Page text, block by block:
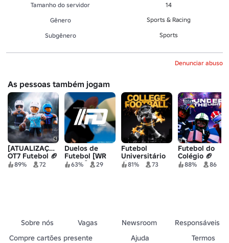
Tamanho do servidor
14
Gênero
Sports & Racing
Subgênero Sports
Denunciar abuso
As pessoas também jogam
[ATUALIZAÇÃO]
OT7 Futebol 🏈
89% 72
Duelos de
Futebol [WR
VS CB]
63% 29
Futebol
Universitário
🏈81% 73
Futebol do
Colégio 🏈
88% 86
Sobre nós Vagas Newsroom
Responsáveis
Compre cartões presente
Ajuda Termos